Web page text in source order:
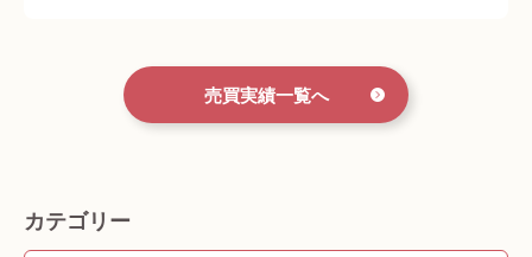
売買実績一覧へ
カテゴリー